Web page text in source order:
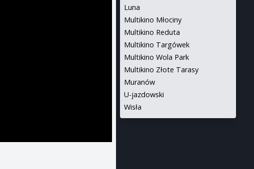
Luna
Multikino Młociny
Multikino Reduta
Multikino Targówek
Multikino Wola Park
Multikino Złote Tarasy
Muranów
U-jazdowski
Wisła